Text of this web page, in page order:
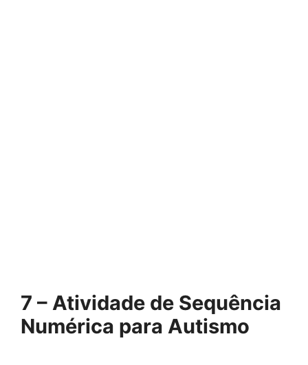
7 – Atividade de Sequência
Numérica para Autismo